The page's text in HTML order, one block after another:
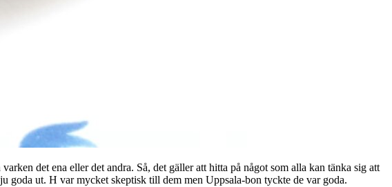
det ena eller det andra. Så, det gäller att hitta på något som alla kan tänka sig att
goda ut. H var mycket skeptisk till dem men Uppsala-bon tyckte de var goda.